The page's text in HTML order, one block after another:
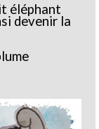
éléphant
devenir la